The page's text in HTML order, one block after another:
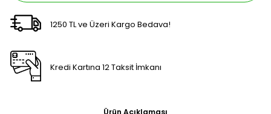
1250 TL ve Üzeri Kargo Bedava!
Kredi Kartına 12 Taksit İmkanı
Ürün Açıklaması